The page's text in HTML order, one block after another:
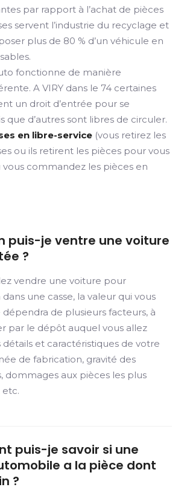
par rapport à l’achat de pièces
servent l’industrie du recyclage et
plus de 80 % d’un véhicule en
fonctionne de manière
A VIRY dans le 74 certaines
un droit d’entrée pour se
que d’autres sont libres de circuler.
en libre-service (vous retirez les
ou ils retirent les pièces pour vous
vous commandez les pièces en
puis-je ventre une voiture
?
vendre une voiture pour
une casse, la valeur qui vous
dépendra de plusieurs facteurs, à
par le dépôt auquel vous allez
détails et caractéristiques de votre
de fabrication, gravité des
dommages aux pièces les plus
etc.
puis-je savoir si une
a la pièce dont
?